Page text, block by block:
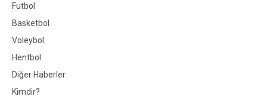
Futbol
Basketbol
Voleybol
Hentbol
Diğer Haberler
Kimdir?